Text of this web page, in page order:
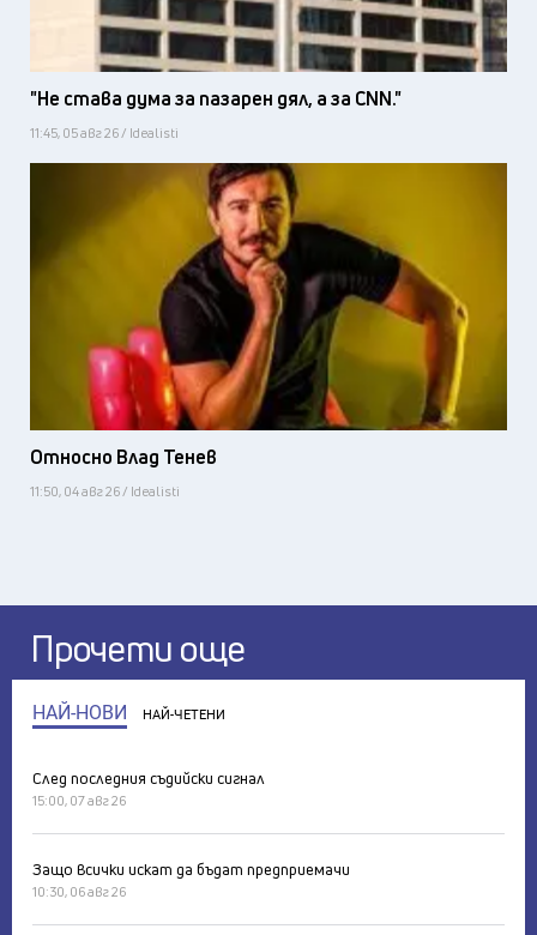
"Не става дума за пазарен дял, а за CNN."
11:45, 05 авг 26 / Idealisti
Относно Влад Тенев
11:50, 04 авг 26 / Idealisti
Прочети още
НАЙ-НОВИ НАЙ-ЧЕТЕНИ
След последния съдийски сигнал
15:00, 07 авг 26
Защо всички искат да бъдат предприемачи
10:30, 06 авг 26